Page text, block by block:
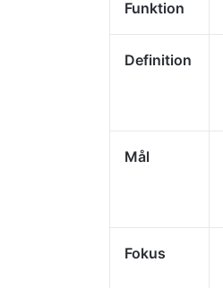
Funktion
Definition
Mål
Fokus